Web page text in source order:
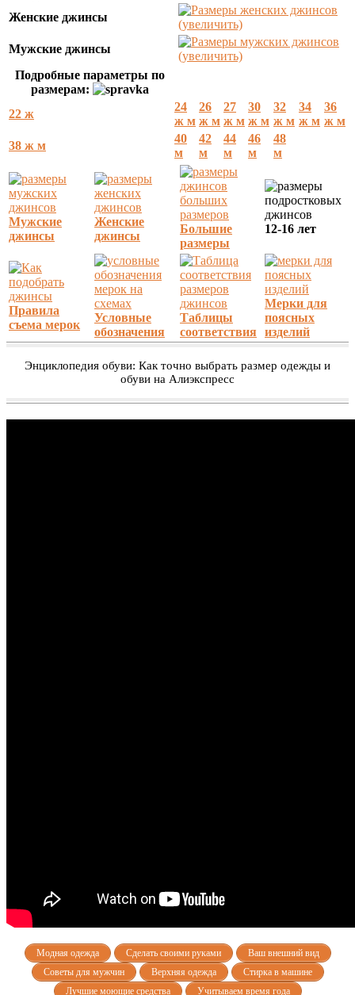
Женские джинсы
(увеличить)
Мужские джинсы
(увеличить)
Подробные параметры по
размерам:
22 ж
24
ж м
26
ж м
27
ж м
30
ж м
32
ж м
34
ж м
36
ж м
38 ж м
40
м
42
м
44
м
46
м
48
м
Мужские
джинсы
Женские
джинсы
Большие
размеры
12-16 лет
Правила
съема мерок
Условные
обозначения
Таблицы
соответствия
Мерки для
поясных
изделий
Энциклопедия обуви: Как точно выбрать размер одежды и
обуви на Алиэкспресс
Модная одежда Сделать своими руками
Ваш внешний вид
Советы для мужчин
Верхняя одежда
Стирка в машине
Лучшие моющие средства
Учитываем время года